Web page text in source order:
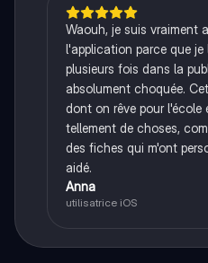
Waouh, je suis vraiment
l'application parce que je
plusieurs fois dans la
absolument choquée.
dont on rêve pour l'école
tellement de choses,
des fiches qui m'ont
aidé.
Anna
utilisatrice iOS